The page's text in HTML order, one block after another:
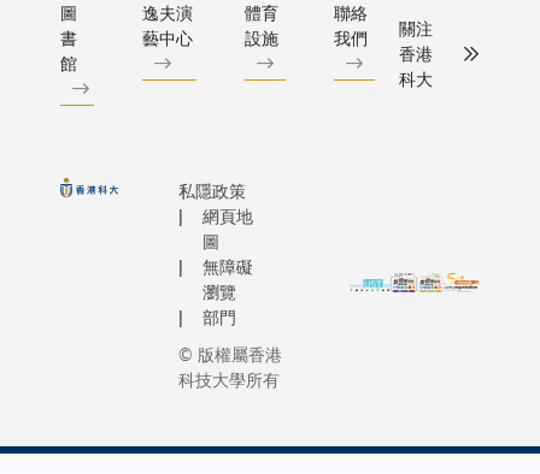
圖
書
館
逸夫演
藝中心
體育
設施
聯絡
我們
關注
香港
科大
私隱政策
網頁地
圖
無障礙
瀏覽
部門
© 版權屬香港
科技大學所有